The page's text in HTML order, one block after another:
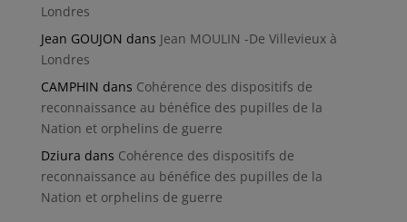
Londres
Jean GOUJON dans Jean MOULIN -De Villevieux à
Londres
CAMPHIN dans Cohérence des dispositifs de
reconnaissance au bénéfice des pupilles de la
Nation et orphelins de guerre
Dziura dans Cohérence des dispositifs de
reconnaissance au bénéfice des pupilles de la
Nation et orphelins de guerre